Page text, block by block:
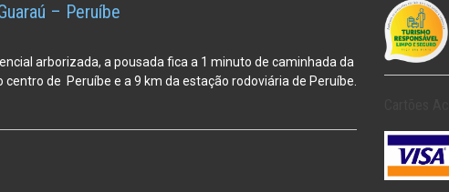
– Peruíbe
arborizada, a pousada fica a 1 minuto de caminhada da
centro de Peruíbe e a 9 km da estação rodoviária de Peruíbe.